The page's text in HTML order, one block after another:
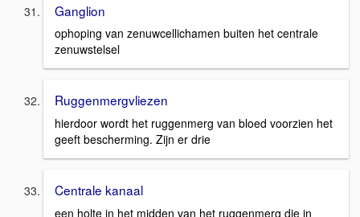
Ganglion
ophoping van zenuwcellichamen buiten het centrale
zenuwstelsel
Ruggenmergvliezen
hierdoor wordt het ruggenmerg van bloed voorzien het
geeft bescherming. Zijn er drie
Centrale kanaal
een holte in het midden van het ruggenmerg die in